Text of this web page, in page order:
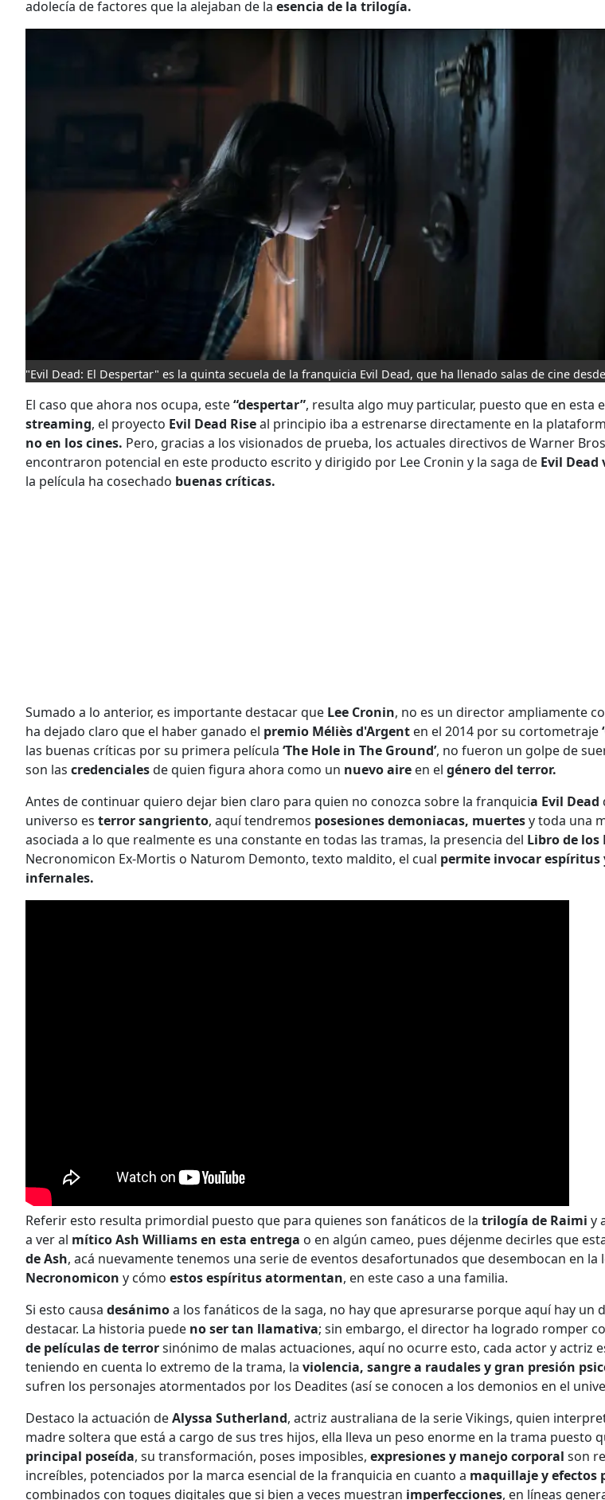
adolecía de factores que la alejaban de la esencia de la trilogía.
"Evil Dead: El Despertar" es la quinta secuela de la franquicia Evil Dead, que ha llenado salas de cine
El caso que ahora nos ocupa, este“despertar”, resulta algo muy particular, puesto que en esta
streaming, el proyecto Evil Dead Riseal principio iba a estrenarse directamente en la
no en los cines. Pero, gracias a los visionados de prueba, los actuales directivos de Warner
encontraron potencial en este producto escrito y dirigido por Lee Cronin y la saga de Evil
la película ha cosechado buenas críticas.
Sumado a lo anterior, es importante destacar que Lee Cronin, no es un director ampliamente
ha dejado claro que el haber ganado el premio Méliès d'Argent en el 2014 por su cortometraje
las buenas críticas por su primera película ‘The Hole in The Ground’, no fueron un golpe de
son las credencialesde quien figura ahora como un nuevo aire en el género del terror.
Antes de continuar quiero dejar bien claro para quien no conozca sobre la franquicia Evil Dead
universo es terror sangriento, aquí tendremos posesiones demoniacas, muertesy toda una
asociada a lo que realmente es una constante en todas las tramas, la presencia del Libro de los
Necronomicon Ex-Mortis o Naturom Demonto, texto maldito, el cual permite invocar espíritus
infernales.
Referir esto resulta primordial puesto que para quienes son fanáticos de la trilogía de Raimi y
a ver al mítico Ash Williams en esta entrega o en algún cameo, pues déjenme decirles que
deAsh, acá nuevamente tenemos una serie de eventos desafortunados que desembocan en la
Necronomicon y cómo estos espíritus atormentan, en este caso a una familia.
Si esto causa desánimoa los fanáticos de la saga, no hay que apresurarse porque aquí hay un
destacar. La historia puede no ser tan llamativa; sin embargo, el director ha logrado romper
de películas de terrorsinónimo de malas actuaciones, aquí no ocurre esto, cada actor y actriz
teniendo en cuenta lo extremo de la trama, la violencia, sangre a raudales y gran presión
sufren los personajes atormentados por los Deadites (así se conocen a los demonios en el
Destaco la actuación deAlyssa Sutherland, actriz australiana de la serie Vikings, quien
madre soltera que está a cargo de sus tres hijos, ella lleva un peso enorme en la trama puesto
principal poseída, su transformación, poses imposibles, expresiones y manejo corporal son
increíbles, potenciados por la marca esencial de la franquicia en cuanto a maquillaje y efectos
combinados con toques digitales que si bien a veces muestran imperfecciones, en líneas